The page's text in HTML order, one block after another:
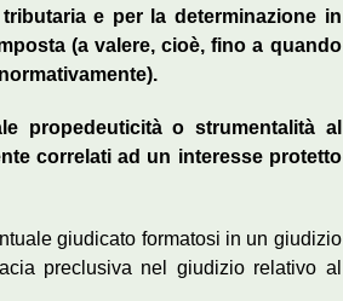
e per la determinazione in
(a valere, cioè, fino a quando
propedeuticità o strumentalità al
correlati ad un interesse protetto
giudicato formatosi in un giudizio
preclusiva nel giudizio relativo al